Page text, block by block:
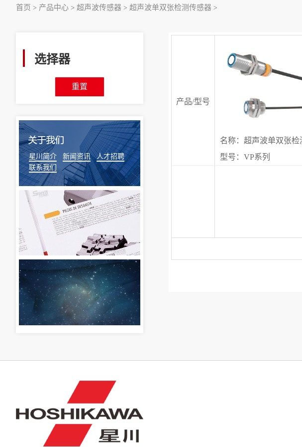
首页 > 产品中心 > 超声波传感器 > 超声波单双张检测传感器 >
选择器
重置
星川简介 新闻资讯
人才招聘
联系我们
产品/型号
型号：VP系列